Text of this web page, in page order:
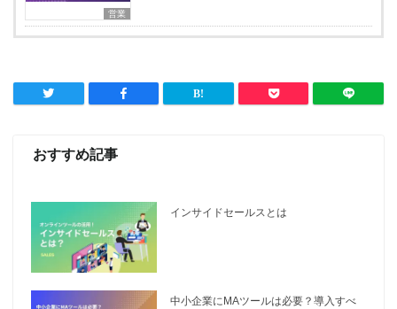
営業
おすすめ記事
インサイドセールスとは
中小企業にMAツールは必要？導入すべ